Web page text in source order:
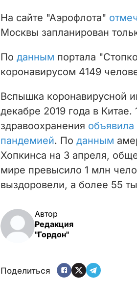
На сайте "Аэрофлота"
Москвы запланирован
По данным портала
коронавирусом 4149
Вспышка коронавирусной
декабре 2019 года в Китае.
здравоохранения объявила
пандемией. По данным
Хопкинса на 3 апреля,
мире превысило 1 млн
выздоровели, а более 55
Автор
Редакция
"Гордон"
Поделиться